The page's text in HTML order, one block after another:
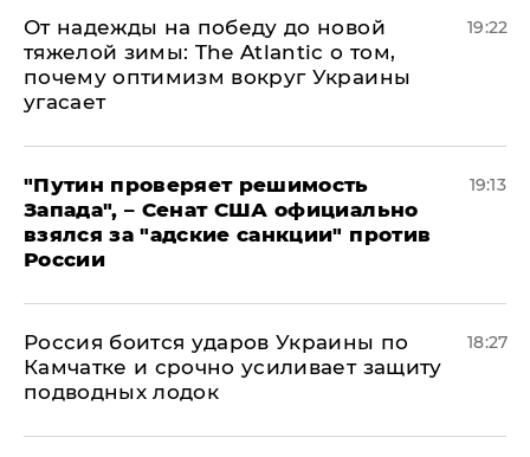
От надежды на победу до новой
тяжелой зимы: The Atlantic о том,
почему оптимизм вокруг Украины
угасает
19:22
"Путин проверяет решимость
Запада", – Сенат США официально
взялся за "адские санкции" против
России
19:13
Россия боится ударов Украины по
Камчатке и срочно усиливает защиту
подводных лодок
18:27